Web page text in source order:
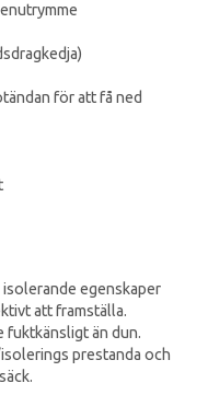
för att få ned
egenskaper
att framställa.
fuktkänsligt än dun.
prestanda och